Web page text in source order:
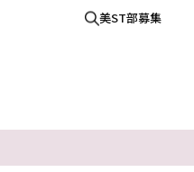
美ST部募集